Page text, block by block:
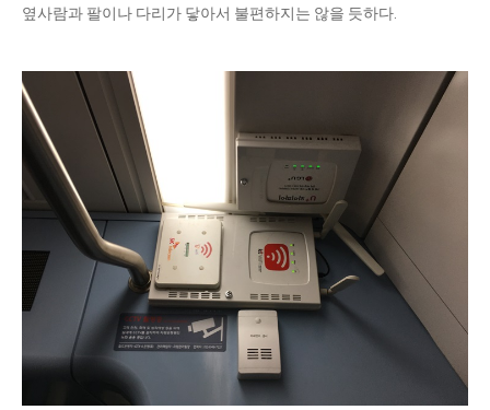
옆사람과 팔이나 다리가 닿아서 불편하지는 않을 듯하다.